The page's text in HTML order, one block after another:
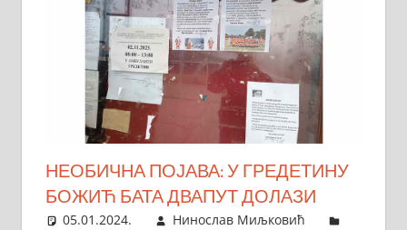
НЕОБИЧНА ПОЈАВА: У ГРЕДЕТИНУ
БОЖИЋ БАТА ДВАПУТ ДОЛАЗИ
05.01.2024.
Нинослав Миљковић